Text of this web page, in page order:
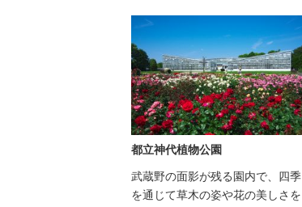
都立神代植物公園
武蔵野の面影が残る園内で、四季
を通じて草木の姿や花の美しさを